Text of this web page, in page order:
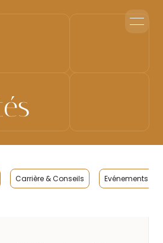
Carrière & Conseils Evénements